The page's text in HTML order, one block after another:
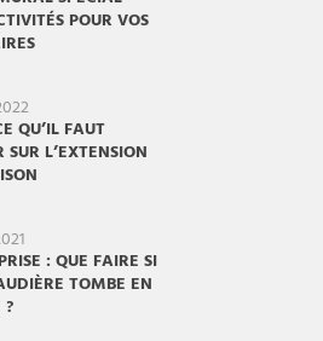
POUR VOS
QU’IL FAUT
SUR L’EXTENSION
: QUE FAIRE SI
TOMBE EN
?